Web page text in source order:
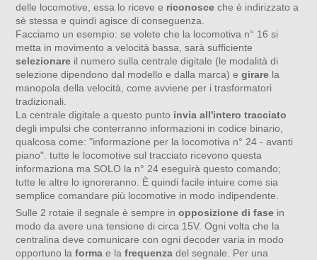
delle locomotive, essa lo riceve e riconosce che è indirizzato a
sè stessa e quindi agisce di conseguenza.
Facciamo un esempio: se volete che la locomotiva n° 16 si
metta in movimento a velocità bassa, sarà sufficiente
selezionare il numero sulla centrale digitale (le modalità di
selezione dipendono dal modello e dalla marca) e girare la
manopola della velocità, come avviene per i trasformatori
tradizionali.
La centrale digitale a questo punto invia all'intero tracciato
degli impulsi che conterranno informazioni in codice binario,
qualcosa come: "informazione per la locomotiva n° 24 - avanti
piano". tutte le locomotive sul tracciato ricevono questa
informaziona ma SOLO la n° 24 eseguirà questo comando;
tutte le altre lo ignoreranno. È quindi facile intuire come sia
semplice comandare più locomotive in modo indipendente.
Sulle 2 rotaie il segnale è sempre in opposizione di fase in
modo da avere una tensione di circa 15V. Ogni volta che la
centralina deve comunicare con ogni decoder varia in modo
opportuno la forma e la frequenza del segnale. Per una